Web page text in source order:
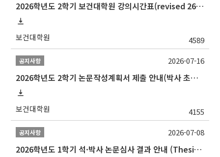
2026학년도 2학기 보건대학원 강의시간표(revised 260803)(2026 2nd SEMESTER SNU GSPH TIMETABLE)
보건대학원 4589
공지사항
2026학년도 2학기 논문작성계획서 제출 안내(박사 초심 일정 포함)_Thesis Proposal
보건대학원 4155
2026-07-16
공지사항
2026학년도 1학기 석·박사 논문심사 결과 안내 (Thesis Defense Result)
2026-07-08